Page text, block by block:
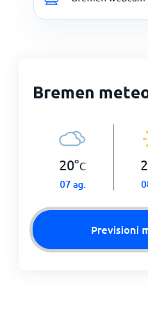
Bremen
20°C
07 ag.
Previsioni